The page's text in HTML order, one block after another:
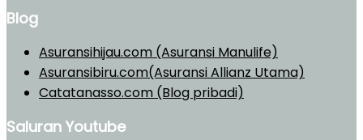
Blog
Asuransihijau.com (Asuransi Manulife)
Asuransibiru.com(Asuransi Allianz Utama)
Catatanasso.com (Blog pribadi)
Saluran Youtube